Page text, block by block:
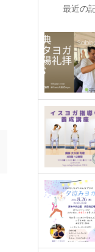
最近の